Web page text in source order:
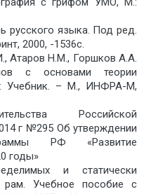
русского языка. Под ред.
2000, -1536с.
Атаров Н.М., Горшков А.А.
с основами теории
Учебник. – М., ИНФРА-М,
Российской
г №295 Об утверждении
РФ «Развитие
годы»
и статически
Учебное пособие с